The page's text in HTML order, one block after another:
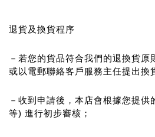
退貨及換貨程序
－若您的貨品符合我們的退換貨原
或以電郵聯絡客戶服務主任提出換
－收到申請後，本店會根據您提
等) 進行初步審核；